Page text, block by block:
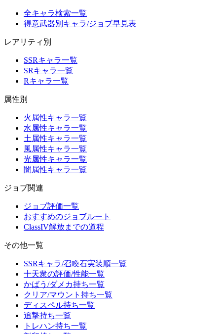
全キャラ検索一覧
得意武器別キャラ/ジョブ早見表
レアリティ別
SSRキャラ一覧
SRキャラ一覧
Rキャラ一覧
属性別
火属性キャラ一覧
水属性キャラ一覧
土属性キャラ一覧
風属性キャラ一覧
光属性キャラ一覧
闇属性キャラ一覧
ジョブ関連
ジョブ評価一覧
おすすめのジョブルート
ClassIV解放までの道程
その他一覧
SSRキャラ/召喚石実装順一覧
十天衆の評価/性能一覧
かばう/ダメカ持ち一覧
クリア/マウント持ち一覧
ディスペル持ち一覧
追撃持ち一覧
トレハン持ち一覧